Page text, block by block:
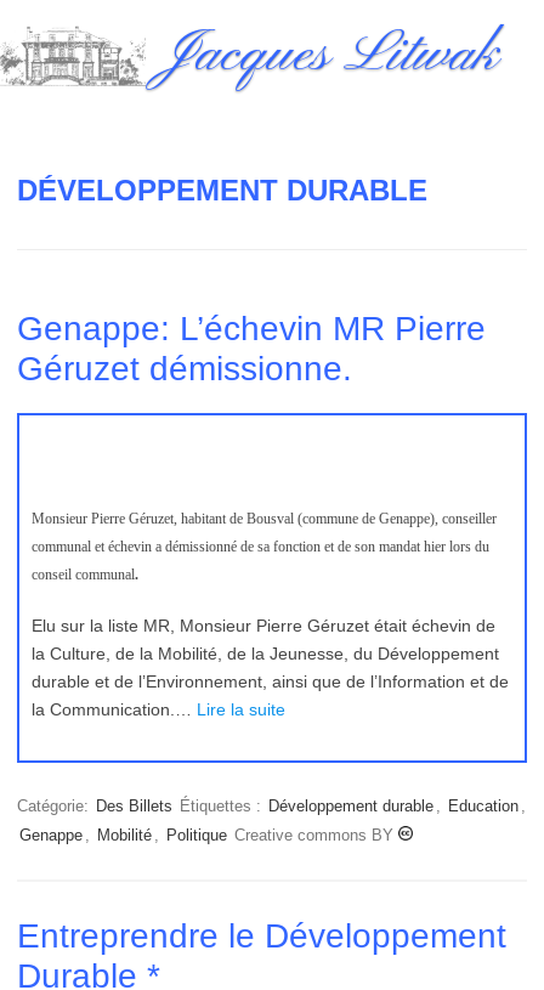
to
content
Jacques Litwak
DÉVELOPPEMENT DURABLE
Genappe: L’échevin MR Pierre
Géruzet démissionne.
Monsieur Pierre Géruzet, habitant de Bousval (commune de Genappe), conseiller
communal et échevin a démissionné de sa fonction et de son mandat hier lors du
conseil communal.
Elu sur la liste MR, Monsieur Pierre Géruzet était échevin de
la Culture, de la Mobilité, de la Jeunesse, du Développement
durable et de l’Environnement, ainsi que de l’Information et de
la Communication.… Lire la suite
Catégorie: Des Billets Étiquettes : Développement durable , Education ,
Genappe , Mobilité , Politique Creative commons BY
Entreprendre le Développement
Durable *